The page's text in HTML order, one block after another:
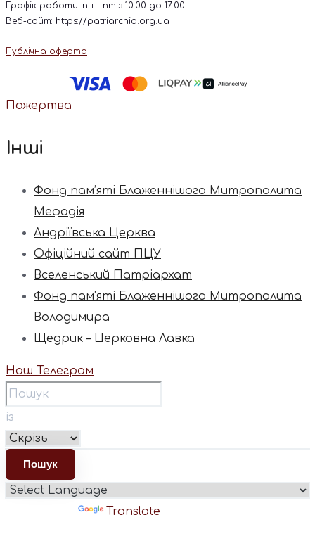
Графік роботи: пн – пт з 10:00 до 17:00
Веб-сайт: https://patriarchia.org.ua
Публічна оферта
Пожертва
Інші
Фонд пам’яті Блаженнішого Митрополита
Мефодія
Андріївська Церква
Офіційний сайт ПЦУ
Вселенський Патріархат
Фонд пам’яті Блаженнішого Митрополита
Володимира
Щедрик – Церковна Лавка
Наш Телеграм
із
Translate